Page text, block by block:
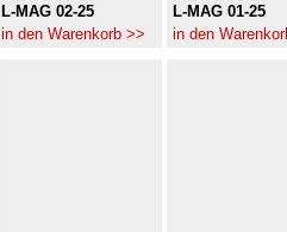
L-MAG 02-25
in den Warenkorb >>
L-MAG 01-25
in den